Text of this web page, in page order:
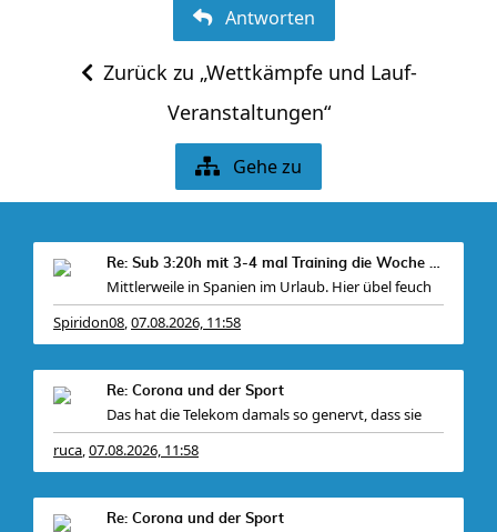
Antworten
Zurück zu „Wettkämpfe und Lauf-
Veranstaltungen“
Gehe zu
Re: Sub 3:20h mit 3-4 mal Training die Woche machb
Mittlerweile in Spanien im Urlaub. Hier übel feuch
Spiridon08,07.08.2026, 11:58
Re: Corona und der Sport
Das hat die Telekom damals so genervt, dass sie
ruca,07.08.2026, 11:58
Re: Corona und der Sport